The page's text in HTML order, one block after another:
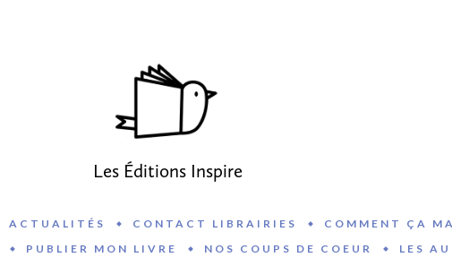
Les Éditions Inspire
ACTUALITÉS CONTACT LIBRAIRIES
COMMENT ÇA
PUBLIER MON LIVRE NOS COUPS DE COEUR
LES